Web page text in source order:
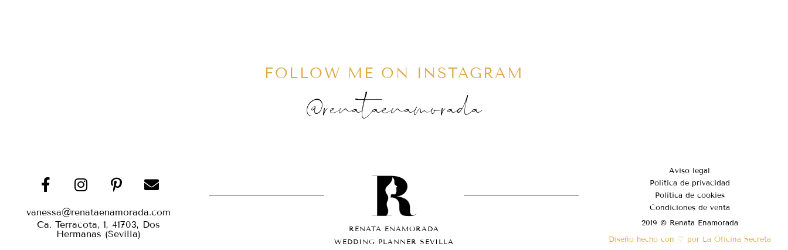
FOLLOW ME ON INSTAGRAM
@renataenamorada
vanessa@renataenamorada.com
Ca. Terracota, 1, 41703, Dos
Hermanas (Sevilla)
RENATA ENAMORADA
WEDDING PLANNER SEVILLA
Aviso legal
Política de privacidad
Política de cookies
Condiciones de venta
2019 © Renata Enamorada
Diseño hecho con ♡ por La Oficina Secreta